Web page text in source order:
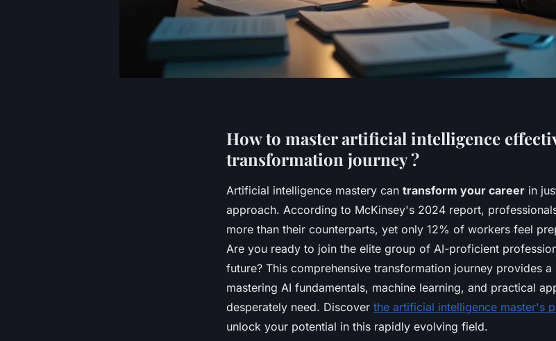
How to master artificial intelligence
transformation journey ?
Artificial intelligence mastery can transform your career in
approach. According to McKinsey's 2024 report,
more than their counterparts, yet only 12% of workers feel
Are you ready to join the elite group of AI-proficient
future? This comprehensive transformation journey provides
mastering AI fundamentals, machine learning, and practical
desperately need. Discover the artificial intelligence master's
unlock your potential in this rapidly evolving field.